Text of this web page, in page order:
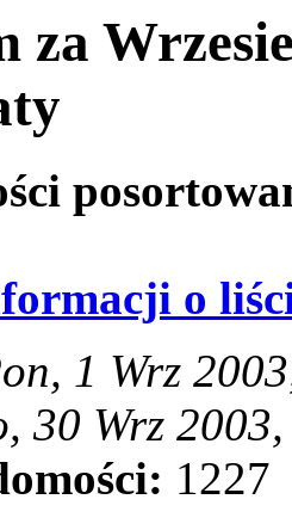
za
o
1 Wrz
30 Wrz
1227